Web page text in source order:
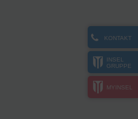
KONTAKT
INSEL
GRUPPE
MYINSEL